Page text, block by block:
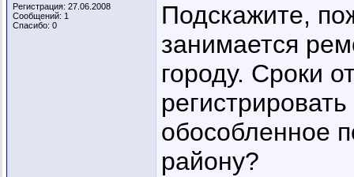
Регистрация: 27.06.2008
Сообщений: 1
Спасибо: 0
Подскажите,
занимается
городу. Сроки
обособленное
району?